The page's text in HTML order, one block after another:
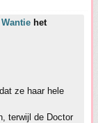
Wantie het
ze haar hele
terwijl de Doctor